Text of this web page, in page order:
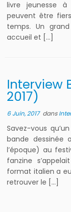
livre jeunesse à
peuvent être
temps. Un
accueil et […]
Interview
2017)
6 Juin, 2017dans
Savez-vous
bande dessinée
l’époque) au
fanzine
format italien a
retrouver le […]